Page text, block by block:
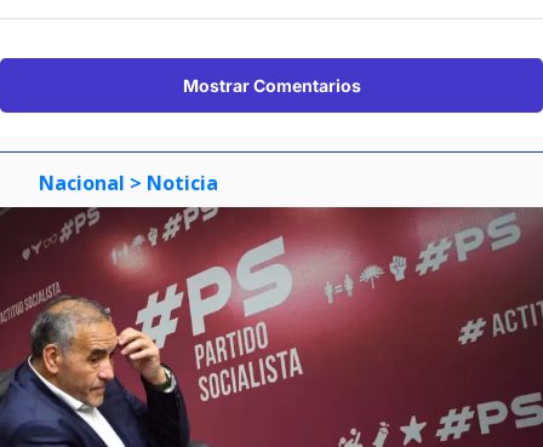
Mostrar Comentarios
Nacional > Noticia